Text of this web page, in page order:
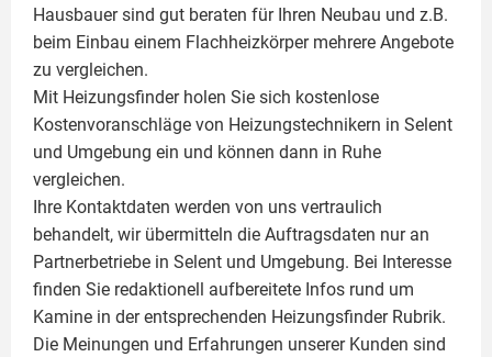
Hausbauer sind gut beraten für Ihren Neubau und z.B.
beim Einbau einem Flachheizkörpermehrere Angebote
zu vergleichen.
Mit Heizungsfinder holen Sie sich kostenlose
Kostenvoranschläge von Heizungstechnikern in Selent
und Umgebung ein und können dann in Ruhe
vergleichen.
Ihre Kontaktdaten werden von uns vertraulich
behandelt, wir übermitteln die Auftragsdaten nur an
Partnerbetriebe in Selent und Umgebung. Bei Interesse
finden Sie redaktionell aufbereitete Infos rund um
Kamine in der entsprechenden Heizungsfinder Rubrik.
Die Meinungen und Erfahrungen unserer Kunden sind